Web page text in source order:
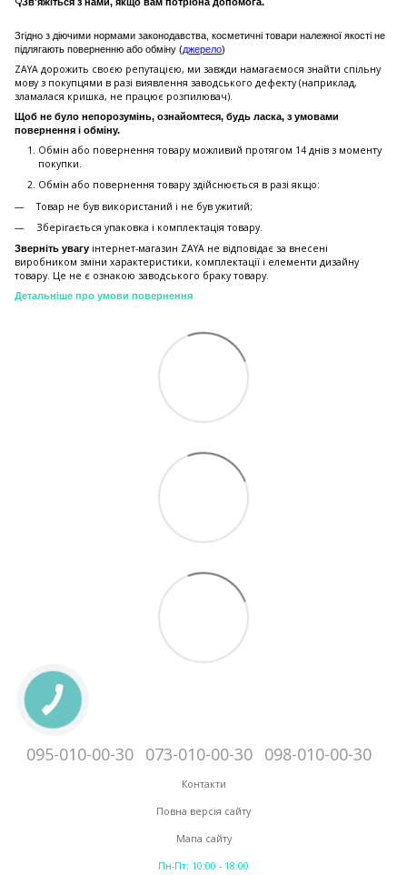
Згідно з діючими нормами законодавства, косметичні товари належної якості не
підлягають поверненню або обміну (джерело)
ZAYA дорожить своєю репутацією, ми завжди намагаємося знайти спільну
мову з покупцями в разі виявлення заводського дефекту (наприклад,
зламалася кришка, не працює розпилювач).
Щоб не було непорозумінь, ознайомтеся, будь ласка, з умовами
повернення і обміну.
Обмін або повернення товару можливий протягом 14 днів з моменту
покупки.
Обмiн або повернення товару здійснюється в разі якщо:
Товар не був використаний і не був ужитий;
Зберiгається упаковка і комплектація товару.
Зверніть увагу інтернет-магазин ZAYA не відповідає за внесені
виробником зміни характеристики, комплектації і елементи дизайну
товару. Це не є ознакою заводського браку товару.
Детальніше про умови повернення
095-010-00-30 073-010-00-30 098-010-00-30
Контакти
Повна версія сайту
Мапа сайту
Пн-Пт: 10:00 - 18:00